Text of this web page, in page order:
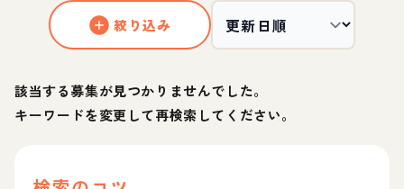
絞り込み
該当する募集が見つかりませんでした。
キーワードを変更して再検索してください。